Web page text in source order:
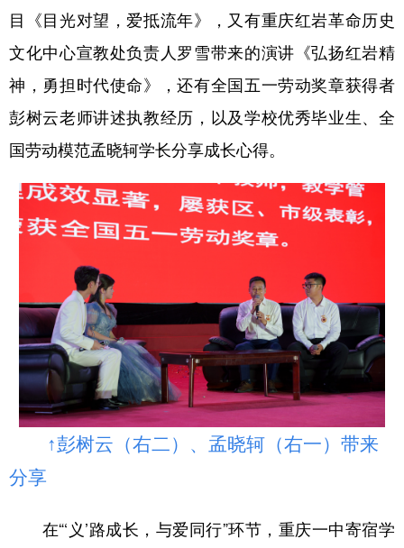
目《目光对望，爱抵流年》，又有重庆红岩革命历史
文化中心宣教处负责人罗雪带来的演讲《弘扬红岩精
神，勇担时代使命》，还有全国五一劳动奖章获得者
彭树云老师讲述执教经历，以及学校优秀毕业生、全
国劳动模范孟晓轲学长分享成长心得。
↑彭树云（右二）、孟晓轲（右一）带来
分享
在“‘义’路成长，与爱同行”环节，重庆一中寄宿学